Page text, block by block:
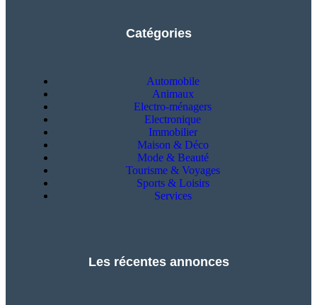
Catégories
Automobile
Animaux
Electro-ménagers
Electronique
Immobilier
Maison & Déco
Mode & Beauté
Tourisme & Voyages
Sports & Loisirs
Services
Les récentes annonces